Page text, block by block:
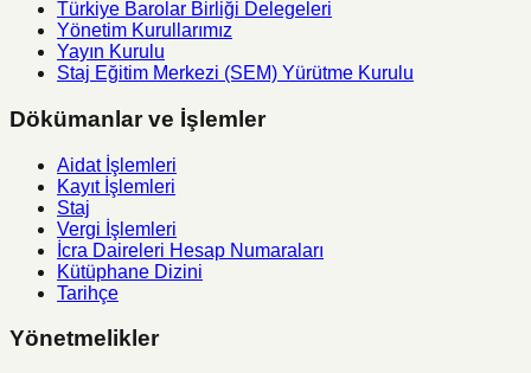
Türkiye Barolar Birliği Delegeleri
Yönetim Kurullarımız
Yayın Kurulu
Staj Eğitim Merkezi (SEM) Yürütme Kurulu
Dökümanlar ve İşlemler
Aidat İşlemleri
Kayıt İşlemleri
Staj
Vergi İşlemleri
İcra Daireleri Hesap Numaraları
Kütüphane Dizini
Tarihçe
Yönetmelikler